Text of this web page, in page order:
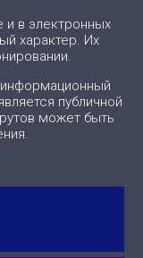
и в электронных
характер. Их
публичной
может быть